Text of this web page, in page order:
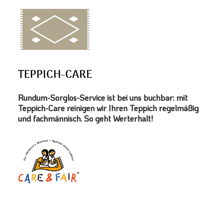
TEPPICH-CARE
Rundum-Sorglos-Service ist bei uns buchbar: mit
Teppich-Care reinigen wir Ihren Teppich regelmäßig
und fachmännisch. So geht Werterhalt!